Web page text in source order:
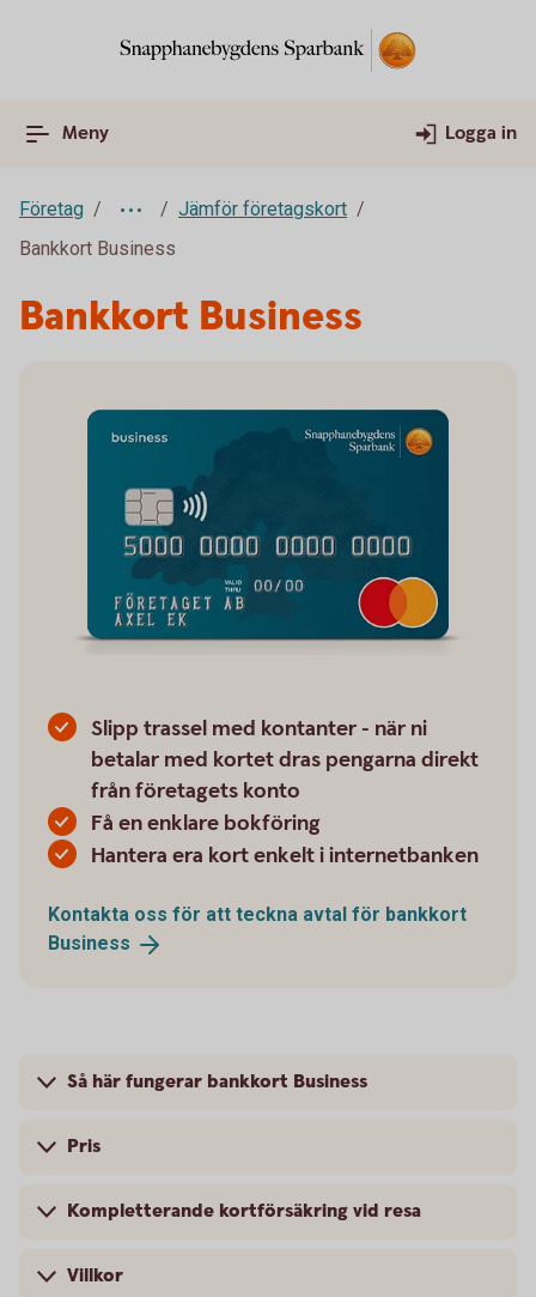
Meny Logga in
Företag
Jämför företagskort
Bankkort Business
Bankkort Business
Slipp trassel med kontanter - när ni
betalar med kortet dras pengarna direkt
från företagets konto
Få en enklare bokföring
Hantera era kort enkelt i internetbanken
Kontakta oss för att teckna avtal för bankkort
Business
Så här fungerar bankkort Business
Pris
Kompletterande kortförsäkring vid resa
Villkor